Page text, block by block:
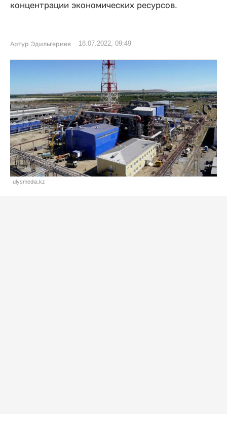
концентрации экономических ресурсов.
Артур Эдильгериев 18.07.2022, 09:49
ulysmedia.kz